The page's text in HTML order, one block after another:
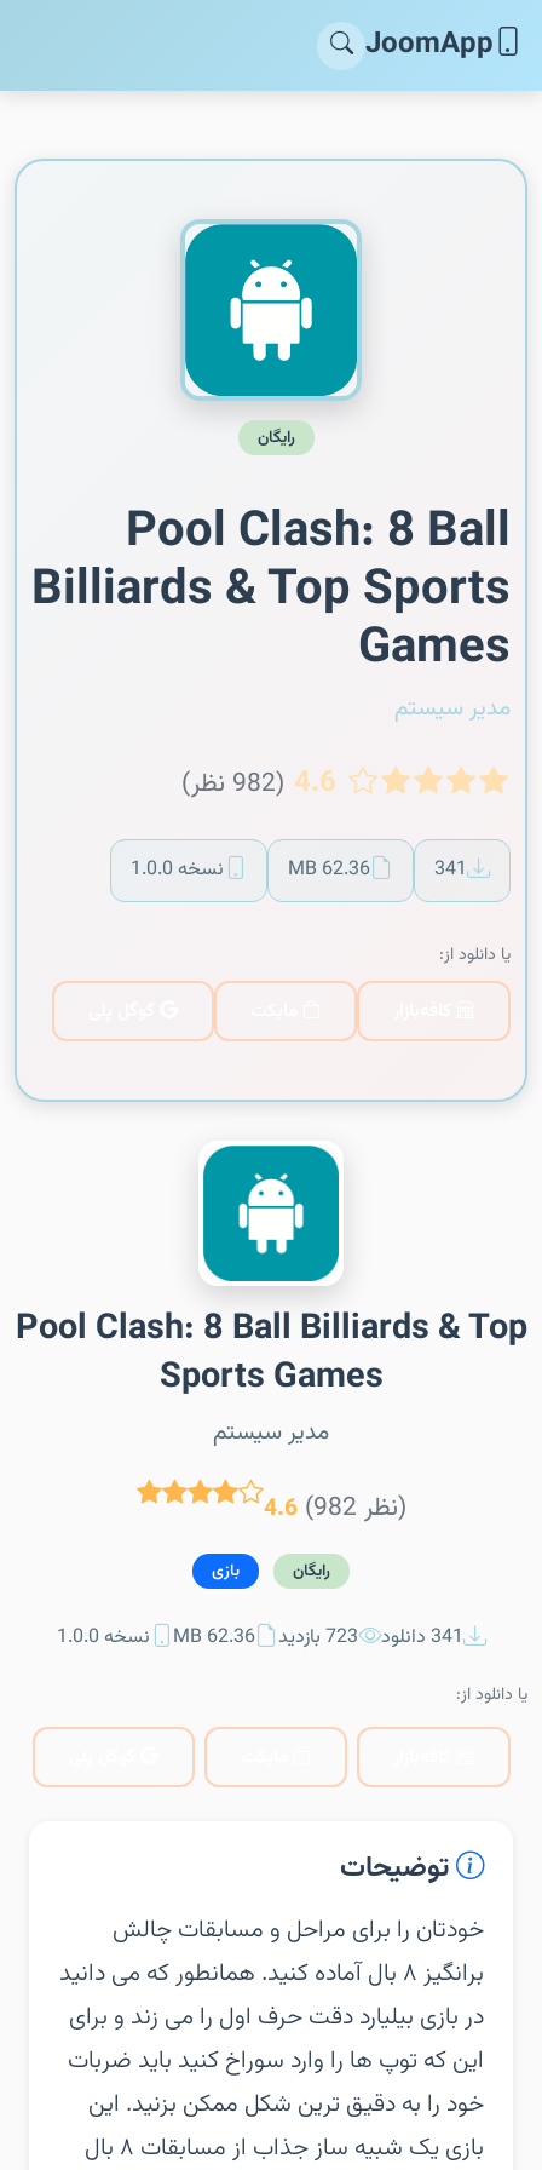
JoomApp
رایگان
Pool Clash: 8 Ball
Billiards & Top Sports
Games
مدیر سیستم
4.6 (982 نظر)
341
62.36 MB نسخه 1.0.0
یا دانلود از:
Pool Clash: 8 Ball Billiards & Top
Sports Games
مدیر سیستم
4.6 (982 نظر)
رایگان بازی
341 دانلود 723 بازدید 62.36 MB نسخه 1.0.0
یا دانلود از:
توضیحات
‏‏خودتان را برای مراحل و مسابقات چالش
برانگیز ۸ بال آماده کنید. همانطور که می دانید
در بازی بیلیارد دقت حرف اول را می زند و برای
این که توپ ها را وارد سوراخ کنید باید ضربات
خود را به دقیق ترین شکل ممکن بزنید. این
بازی یک شبیه ساز جذاب از مسابقات ۸ بال